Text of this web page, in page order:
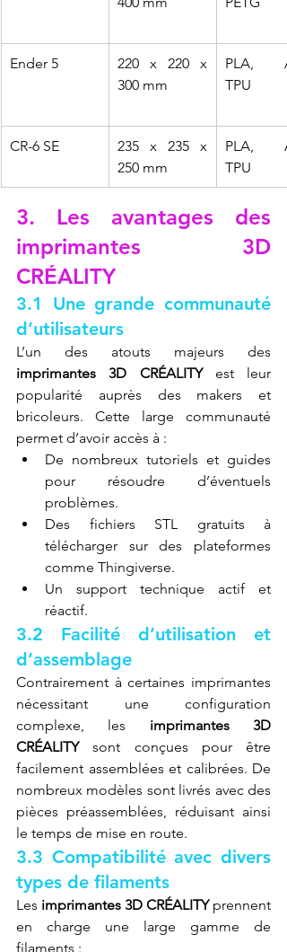
Ender 5
220 x 220 x
300 mm
PLA,
TPU
CR-6 SE
235 x 235 x
250 mm
PLA,
TPU
3. Les avantages des
imprimantes 3D
CRÉALITY
3.1 Une grande communauté
d’utilisateurs
imprimantes 3D CRÉALITY est leur
popularité auprès des makers et
bricoleurs. Cette large communauté
permet d’avoir accès à :
De nombreux tutoriels et guides
pour résoudre d’éventuels
problèmes.
Des fichiers STL gratuits à
télécharger sur des plateformes
comme Thingiverse.
Un support technique actif et
réactif.
3.2 Facilité d’utilisation et
d’assemblage
Contrairement à certaines imprimantes
nécessitant une configuration
complexe, les imprimantes 3D
CRÉALITY sont conçues pour être
facilement assemblées et calibrées. De
nombreux modèles sont livrés avec des
pièces préassemblées, réduisant ainsi
le temps de mise en route.
3.3 Compatibilité avec divers
types de filaments
Les imprimantes 3D CRÉALITY prennent
en charge une large gamme de
filaments :